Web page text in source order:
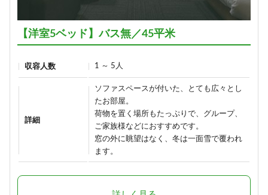
【洋室5ベッド】バス無／45平米
収容人数 1 ～ 5人
詳細
ソファスペースが付いた、とても広々とし
たお部屋。
荷物を置く場所もたっぷりで、グループ、
ご家族様などにおすすめです。
窓の外に眺望はなく、冬は一面雪で覆われ
ます。